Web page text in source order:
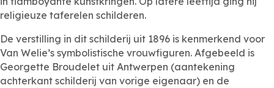
religieuze taferelen schilderen.
De verstilling in dit schilderij uit 1896 is kenmerkend voor
Van Welie’s symbolistische vrouwfiguren. Afgebeeld is
Georgette Broudelet uit Antwerpen (aantekening
achterkant schilderij van vorige eigenaar) en de